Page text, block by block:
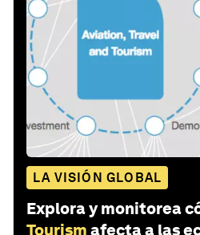
LA VISIÓN GLOBAL
Explora y monitorea
Tourism afecta a las